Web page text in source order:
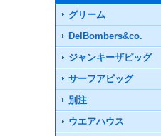
グリーム
DelBombers&co.
ジャンキーザピッグ
サーフアピッグ
別注
ウエアハウス